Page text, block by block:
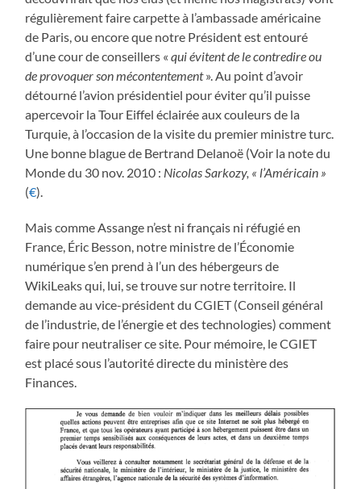
régulièrement faire carpette à l’ambassade américaine
de Paris, ou encore que notre Président est entouré
d’une cour de conseillers «qui évitent de le contredire ou
de provoquer son mécontentement». Au point d’avoir
détourné l’avion présidentiel pour éviter qu’il puisse
apercevoir la Tour Eiffel éclairée aux couleurs de la
Turquie, à l’occasion de la visite du premier ministre turc.
Une bonne blague de Bertrand Delanoë (Voir la note du
Monde du 30 nov. 2010 : Nicolas Sarkozy, « l’Américain »
(€).
Mais comme Assange n’est ni français ni réfugié en
France, Éric Besson, notre ministre de l’Économie
numérique s’en prend à l’un des hébergeurs de
WikiLeaks qui, lui, se trouve sur notre territoire. Il
demande au vice-président du CGIET (Conseil général
de l’industrie, de l’énergie et des technologies) comment
faire pour neutraliser ce site. Pour mémoire, le CGIET
est placé sous l’autorité directe du ministère des
Finances.